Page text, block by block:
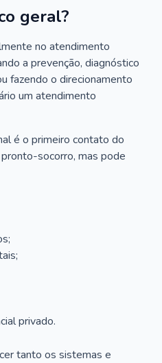
geral?
no atendimento
a prevenção, diagnóstico
fazendo o direcionamento
um atendimento
é o primeiro contato do
socorro, mas pode
privado.
tanto os sistemas e